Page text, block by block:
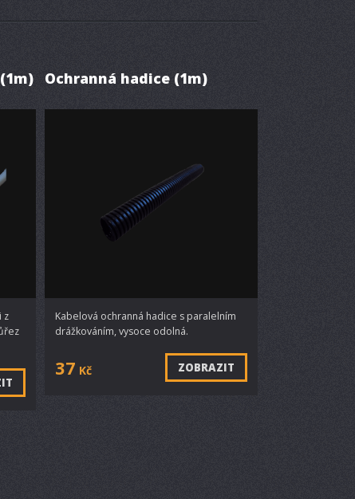
z
Ochranná hadice (1m)
Kabelová ochranná hadice s paralelním
drážkováním, vysoce odolná.
37 Kč ZOBRAZIT